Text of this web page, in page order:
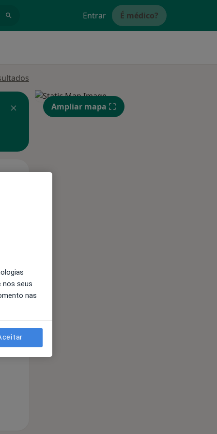
Entrar É médico?
Segunda-feira
Ampliar mapa
nos seus
nas